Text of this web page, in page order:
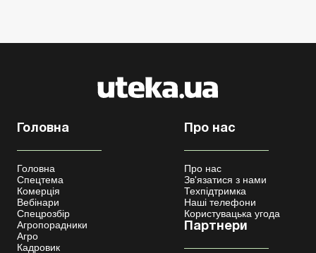
Головна
Головна
Спецтема
Комерція
Вебінари
Спецрозбір
Агропорадники
Агро
Кадровик
Про нас
Про нас
Зв'язатися з нами
Техпідтримка
Наші телефони
Користувацька угода
Партнери